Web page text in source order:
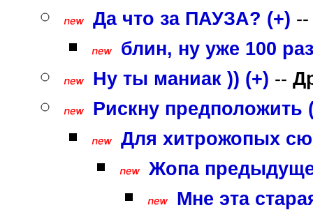
Да что за ПАУЗА? (+)
блин, ну уже 100
Ну ты маниак )) (+) --
Рискну предположить
Для хитрожопых
Жопа
Мне эта